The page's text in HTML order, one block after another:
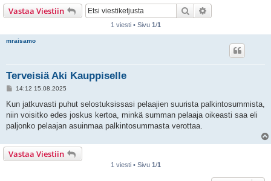
Vastaa Viestiin Etsi
1 viesti • Sivu 1/1
mraisamo
Terveisiä Aki Kauppiselle
V
e
t
i
14:12 15.08.2025
Kun jatkuvasti puhut selostuksissasi pelaajien suurista palkintosummista,
niin voisitko edes joskus kertoa, minkä summan pelaaja oikeasti saa eli
paljonko pelaajan asuinmaa palkintosummasta verottaa.
Vastaa Viestiin
1 viesti • Sivu 1/1